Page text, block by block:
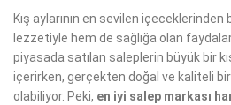
Kış aylarının en sevilen
lezzetiyle hem de sağlığa olan
piyasada satılan saleplerin büyük bir
içerirken, gerçekten doğal ve kaliteli
olabiliyor. Peki, en iyi salep markası